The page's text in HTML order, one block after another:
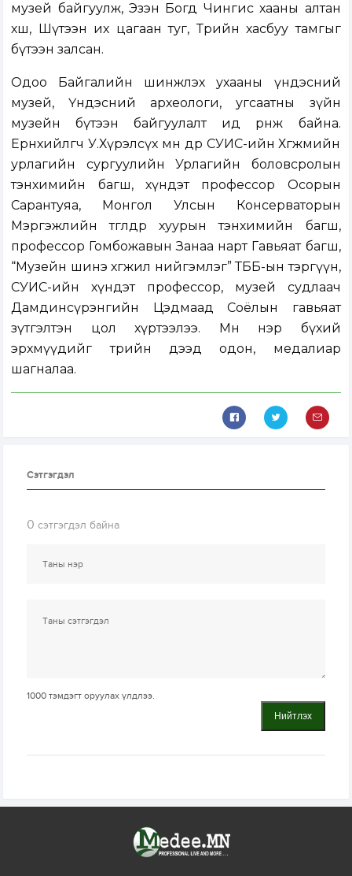
музей байгуулж, Эзэн Богд Чингис хааны алтан
хөшөө, Шүтээн их цагаан туг, Төрийн хасбуу тамгыг
бүтээн залсан.
Одоо Байгалийн шинжлэх ухааны үндэсний
музей, Үндэсний археологи, угсаатны зүйн
музейн бүтээн байгуулалт ид өрнөж байна.
Ерөнхийлөгч У.Хүрэлсүх мөн өдөр СУИС-ийн Хөгжмийн
урлагийн сургуулийн Урлагийн боловсролын
тэнхимийн багш, хүндэт профессор Осорын
Сарантуяа, Монгол Улсын Консерваторын
Мэргэжлийн төгөлдөр хуурын тэнхимийн багш,
профессор Гомбожавын Занаа нарт Гавьяат багш,
“Музейн шинэ хөгжил нийгэмлэг” ТББ-ын тэргүүн,
СУИС-ийн хүндэт профессор, музей судлаач
Дамдинсүрэнгийн Цэдмаад Соёлын гавьяат
зүтгэлтэн цол хүртээлээ. Мөн нэр бүхий
эрхмүүдийг төрийн дээд одон, медалиар
шагналаа.
Сэтгэгдэл
0 сэтгэгдэл байна
1000 тэмдэгт оруулах үлдлээ.
Нийтлэх